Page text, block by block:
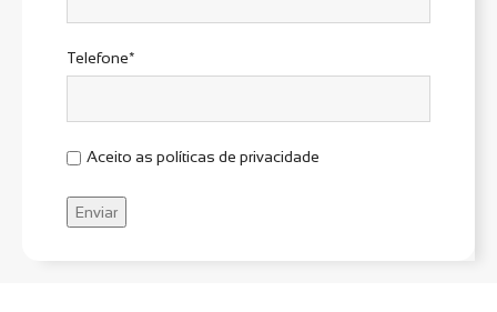
Telefone*
Aceito as políticas de privacidade